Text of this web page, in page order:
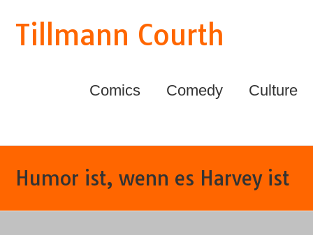
Tillmann Courth
Comics Comedy Culture
Humor ist, wenn es Harvey ist